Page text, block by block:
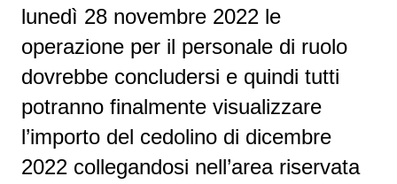
lunedì 28 novembre 2022 le
operazione per il personale di ruolo
dovrebbe concludersi e quindi tutti
potranno finalmente visualizzare
l’importo del cedolino di dicembre
2022 collegandosi nell’area riservata